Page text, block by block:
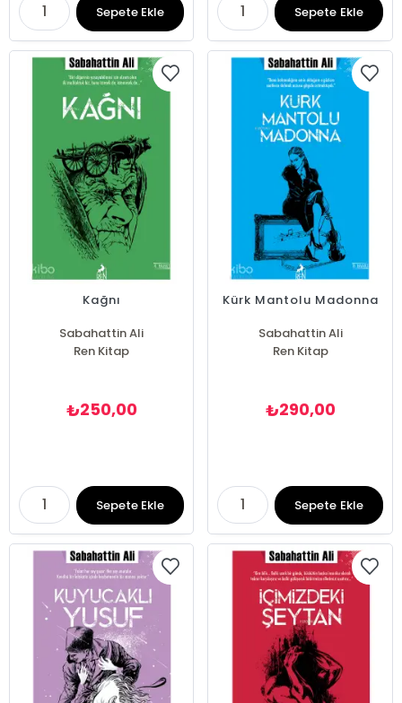
Sepete Ekle Sepete Ekle
Kağnı
Sabahattin Ali
Ren Kitap
₺250,00
Sepete Ekle
Kürk Mantolu Madonna
Sabahattin Ali
Ren Kitap
₺290,00
Sepete Ekle